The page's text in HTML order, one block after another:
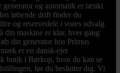
generator og automatik er tænkt
løbende drift finder du
og reservedele i vores udvalg
din maskine er klar, hver gang
din generator hos Primus
er en dansk-ejet
butik i Børkop, hvor du kan se
før du beslutter dig. Vi